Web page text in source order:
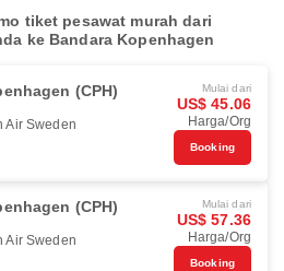
tiket pesawat murah dari
ke Bandara Kopenhagen
(CPH)
Air Sweden
Mulai dari
US$ 45.06
Harga/Org
Booking
(CPH)
Air Sweden
Mulai dari
US$ 57.36
Harga/Org
Booking